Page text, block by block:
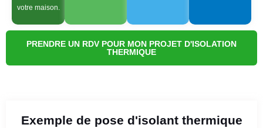
votre maison.
PRENDRE UN RDV POUR MON PROJET D'ISOLATION
THERMIQUE
Exemple de pose d'isolant thermique